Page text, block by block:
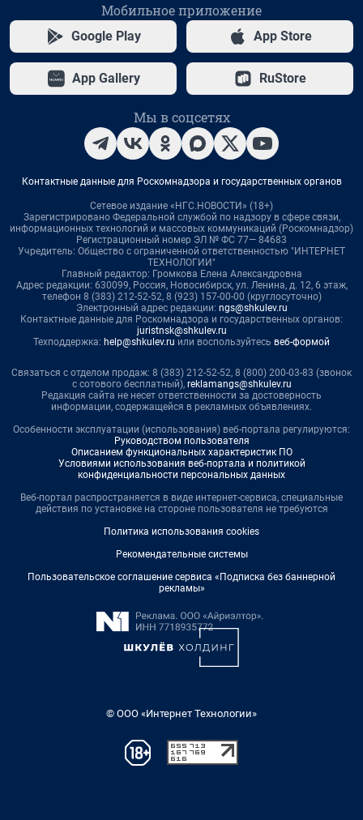
Мобильное приложение
Google Play App Store
App Gallery RuStore
Мы в соцсетях
Контактные данные для Роскомнадзора и государственных органов
Сетевое издание «НГС.НОВОСТИ» (18+)
Зарегистрировано Федеральной службой по надзору в сфере связи,
информационных технологий и массовых коммуникаций (Роскомнадзор)
Регистрационный номер ЭЛ № ФС 77— 84683
Учредитель: Общество с ограниченной ответственностью "ИНТЕРНЕТ
ТЕХНОЛОГИИ"
Главный редактор: Громкова Елена Александровна
Адрес редакции: 630099, Россия, Новосибирск, ул. Ленина, д. 12, 6 этаж,
телефон 8 (383) 212-52-52, 8 (923) 157-00-00 (круглосуточно)
Электронный адрес редакции: ngs@shkulev.ru
Контактные данные для Роскомнадзора и государственных органов:
juristnsk@shkulev.ru
Техподдержка: help@shkulev.ru или воспользуйтесь веб-формой
Связаться с отделом продаж: 8 (383) 212-52-52, 8 (800) 200-03-83 (звонок
с сотового бесплатный), reklamangs@shkulev.ru
Редакция сайта не несет ответственности за достоверность
информации, содержащейся в рекламных объявлениях.
Особенности эксплуатации (использования) веб-портала регулируются:
Руководством пользователя
Описанием функциональных характеристик ПО
Условиями использования веб-портала и политикой
конфиденциальности персональных данных
Веб-портал распространяется в виде интернет-сервиса, специальные
действия по установке на стороне пользователя не требуются
Политика использования cookies
Рекомендательные системы
Пользовательское соглашение сервиса «Подписка без баннерной
рекламы»
© ООО «Интернет Технологии»